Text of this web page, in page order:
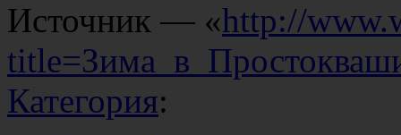
Источник — «http://
Категория: